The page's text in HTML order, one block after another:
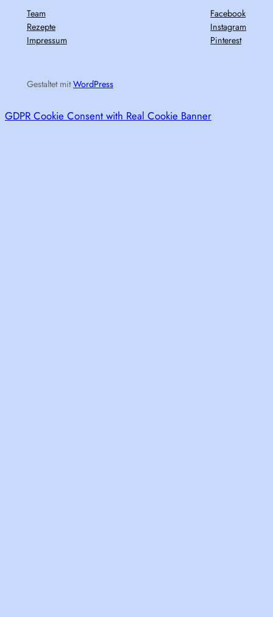
Team
Rezepte
Impressum
Facebook
Instagram
Pinterest
Gestaltet mitWordPress
GDPR Cookie Consent with Real Cookie Banner